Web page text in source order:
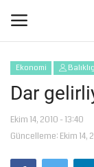
Giriş Yap
Anasayfa
Köşe Yazıları
Ekonomi
Dar
Ekim 14, 2010 - 13:40
Güncelleme: Ekim 14,